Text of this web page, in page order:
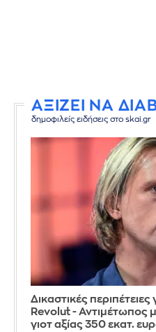
ΑΞΙΖΕΙ ΝΑ
δημοφιλείς ειδήσεις στο skai.gr
Δικαστικές περιπέτειες
Revolut - Αντιμέτωπος
γιοτ αξίας 350 εκατ.